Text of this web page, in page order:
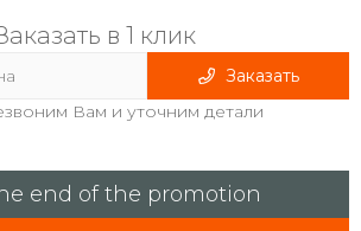
в 1 клик
Заказать
Вам и уточним детали
end of the promotion